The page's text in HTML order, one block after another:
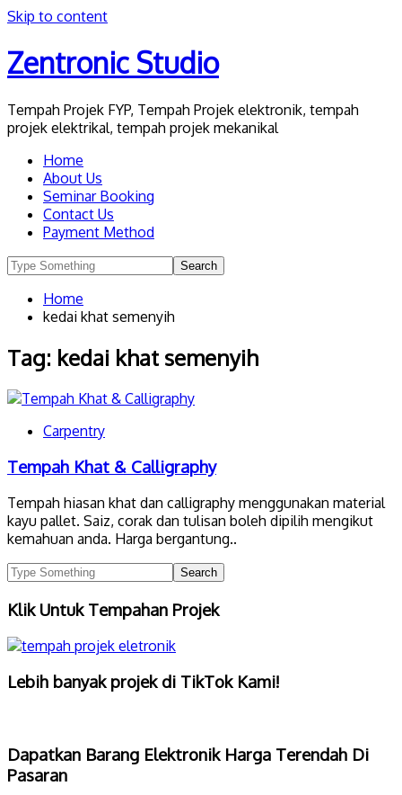
Skip to content
Zentronic Studio
Tempah Projek FYP, Tempah Projek elektronik, tempah
projek elektrikal, tempah projek mekanikal
Home
About Us
Seminar Booking
Contact Us
Payment Method
Home
kedai khat semenyih
Tag: kedai khat semenyih
Carpentry
Tempah Khat & Calligraphy
Tempah hiasan khat dan calligraphy menggunakan material
kayu pallet. Saiz, corak dan tulisan boleh dipilih mengikut
kemahuan anda. Harga bergantung..
Klik Untuk Tempahan Projek
Lebih banyak projek di TikTok Kami!
Dapatkan Barang Elektronik Harga Terendah Di
Pasaran